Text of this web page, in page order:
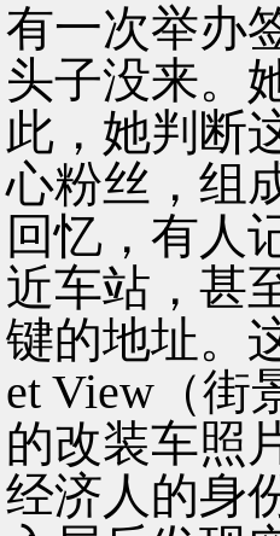
有一次举办
头子没来。
此，她判断
心粉丝，组
回忆，有人
近车站，甚
键的地址。
et View（街
的改装车照
经济人的身